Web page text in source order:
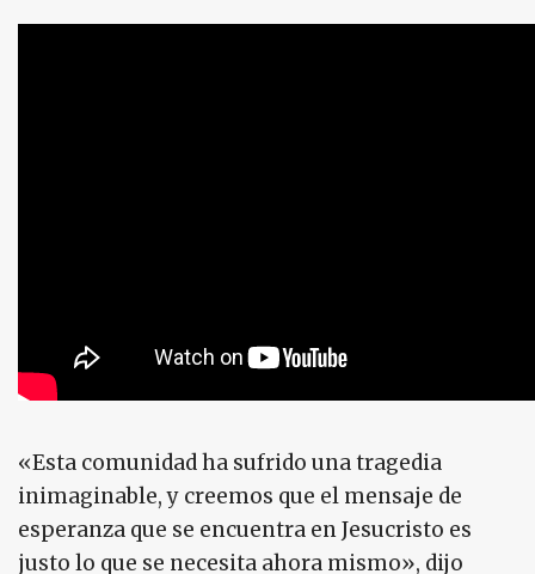
«Esta comunidad ha sufrido una tragedia
inimaginable, y creemos que el mensaje de
esperanza que se encuentra en Jesucristo es
justo lo que se necesita ahora mismo», dijo